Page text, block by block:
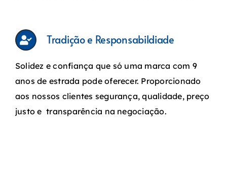
Tradição e Responsabildiade
Solidez e confiança que só uma marca com 9
anos de estrada pode oferecer. Proporcionado
aos nossos clientes segurança, qualidade, preço
justo e transparência na negociação.